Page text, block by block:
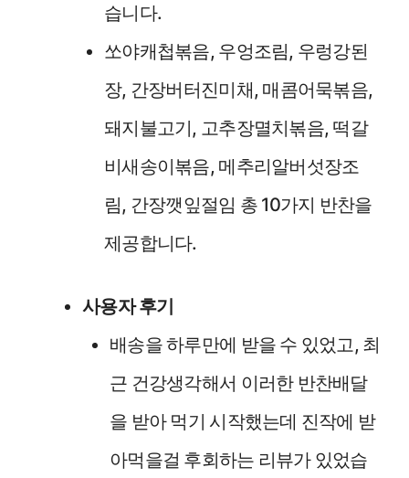
습니다.
쏘야캐첩볶음, 우엉조림, 우렁강된
장, 간장버터진미채, 매콤어묵볶음,
돼지불고기, 고추장멸치볶음, 떡갈
비새송이볶음, 메추리알버섯장조
림, 간장깻잎절임 총 10가지 반찬을
제공합니다.
사용자 후기
배송을 하루만에 받을 수 있었고, 최
근 건강생각해서 이러한 반찬배달
을 받아 먹기 시작했는데 진작에 받
아먹을걸 후회하는 리뷰가 있었습